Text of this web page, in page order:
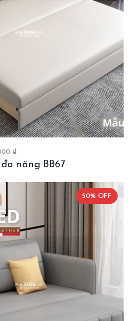
₫
năng BB67
50% OFF